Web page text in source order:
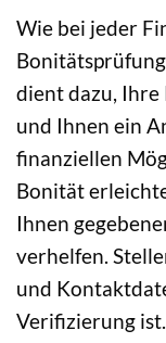
Wie bei jeder
dient dazu,
und Ihnen ein
finanziellen
Bonität
Ihnen
verhelfen.
und
Verifizierung ist.